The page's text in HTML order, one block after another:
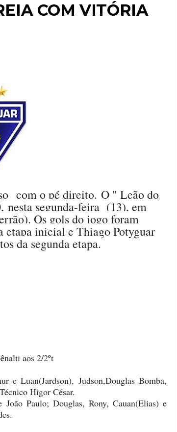
COM VITÓRIA
com o pé direito. O " Leão do
nesta segunda-feira (13), em
Os gols do jogo foram
etapa inicial e Thiago Potyguar
da segunda etapa.
aos 2/2ºt
e Luan(Jardson), Judson,Douglas Bomba,
Higor César.
Paulo; Douglas, Rony, Cauan(Elias) e